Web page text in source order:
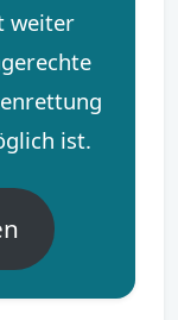
weiter
ist.